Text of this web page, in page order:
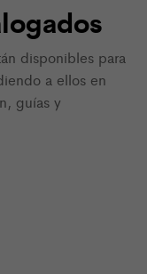
disponibles para
a ellos en
guías y